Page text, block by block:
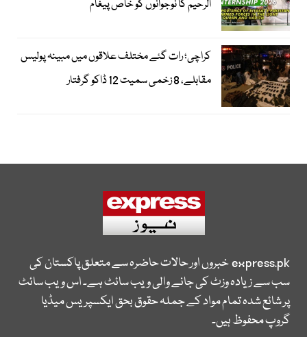
الرحیم کا نوجوانوں کو خاص پیغام
کراچی؛ رات گئے مختلف علاقوں میں مبینہ پولیس
مقابلے، 8 زخمی سمیت 12 ڈاکو گرفتار
express.pkخبروں اور حالات حاضرہ سے متعلق پاکستان کی
سب سے زیادہ وزٹ کی جانے والی ویب سائٹ ہے۔ اس ویب سائٹ
پر شائع شدہ تمام مواد کے جملہ حقوق بحق ایکسپریس میڈیا
گروپ محفوظ ہیں۔